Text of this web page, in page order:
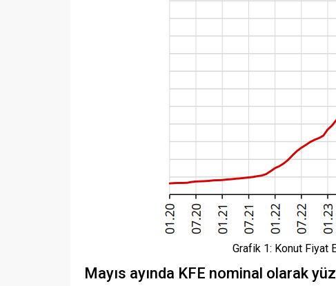
Grafik 1: Konut Fiyat
Mayıs ayında KFE nominal olarak